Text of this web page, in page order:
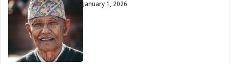
January 1, 2026